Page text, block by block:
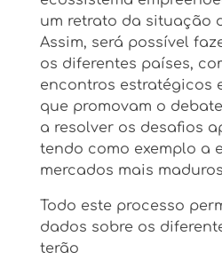
um retrato da situação
Assim, será possível
os diferentes países,
encontros estratégicos
que promovam o
a resolver os desafios
tendo como exemplo a
mercados mais
Todo este processo
dados sobre os
terão